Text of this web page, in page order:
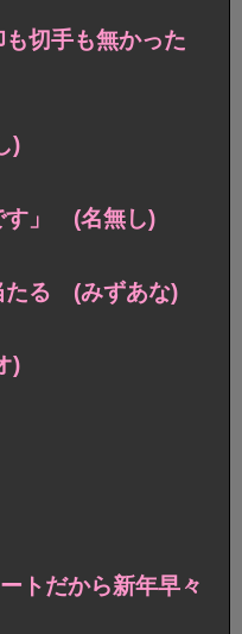
も切手も無かった
)
す」 (名無し)
たる (みずあな)
)
トだから新年早々